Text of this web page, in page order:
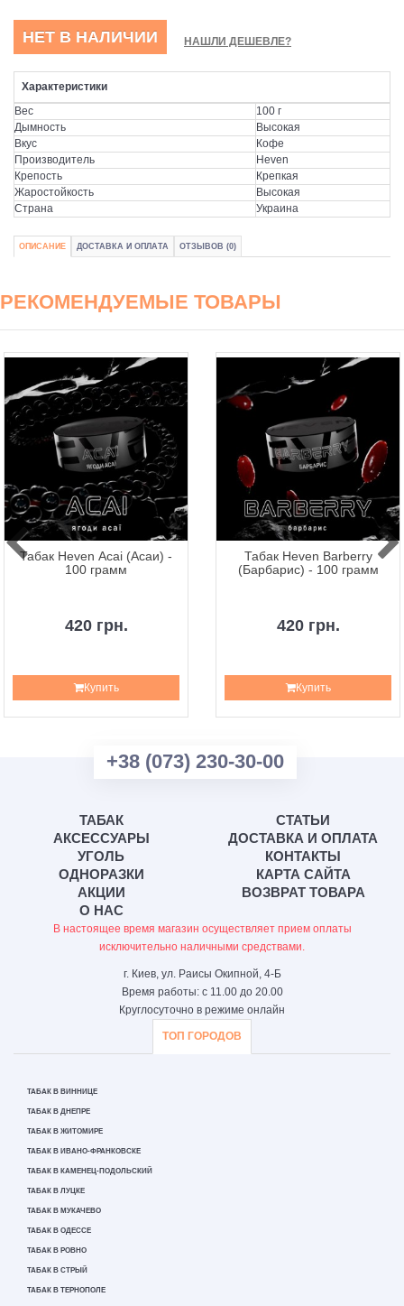
НЕТ В НАЛИЧИИ НАШЛИ ДЕШЕВЛЕ?
Характеристики
Вес
100 г
Дымность
Высокая
Вкус
Кофе
Производитель
Heven
Крепость
Крепкая
Жаростойкость
Высокая
Страна
Украина
ОПИСАНИЕ ДОСТАВКА И ОПЛАТА ОТЗЫВОВ (0)
РЕКОМЕНДУЕМЫЕ ТОВАРЫ
Табак Heven Acai (Асаи) -
100 грамм
420 грн.
Купить
Табак Heven Barberry
(Барбарис) - 100 грамм
420 грн.
Купить
+38 (073) 230-30-00
ТАБАК
АКСЕССУАРЫ
УГОЛЬ
ОДНОРАЗКИ
АКЦИИ
О НАС
СТАТЬИ
ДОСТАВКА И ОПЛАТА
КОНТАКТЫ
КАРТА САЙТА
ВОЗВРАТ ТОВАРА
В настоящее время магазин осуществляет прием оплаты
исключительно наличными средствами.
г. Киев, ул. Раисы Окипной, 4-Б
Время работы: с 11.00 до 20.00
Круглосуточно в режиме онлайн
ТОП ГОРОДОВ
ТАБАК В ВИННИЦЕ
ТАБАК В ДНЕПРЕ
ТАБАК В ЖИТОМИРЕ
ТАБАК В ИВАНО-ФРАНКОВСКЕ
ТАБАК В КАМЕНЕЦ-ПОДОЛЬСКИЙ
ТАБАК В ЛУЦКЕ
ТАБАК В МУКАЧЕВО
ТАБАК В ОДЕССЕ
ТАБАК В РОВНО
ТАБАК В СТРЫЙ
ТАБАК В ТЕРНОПОЛЕ